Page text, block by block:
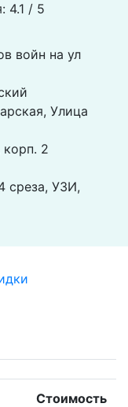
4.1 / 5
войн на ул
Улица
корп. 2
среза, УЗИ,
Стоимость